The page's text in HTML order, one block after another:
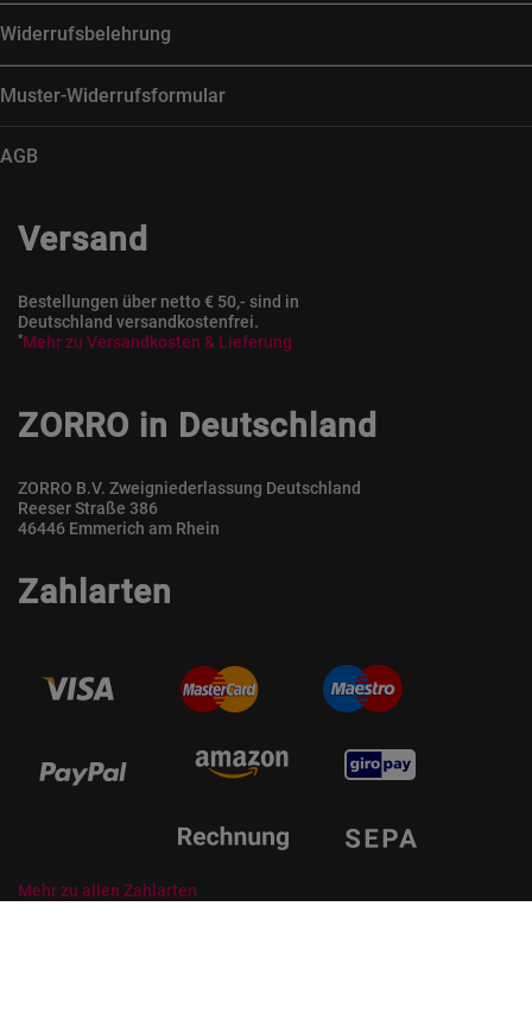
Widerrufsbelehrung
Muster-Widerrufsformular
AGB
Versand
Bestellungen über netto € 50,- sind in
Deutschland versandkostenfrei.
*Mehr zu Versandkosten & Lieferung
ZORRO in Deutschland
ZORRO B.V. Zweigniederlassung Deutschland
Reeser Straße 386
46446 Emmerich am Rhein
Zahlarten
Mehr zu allen Zahlarten